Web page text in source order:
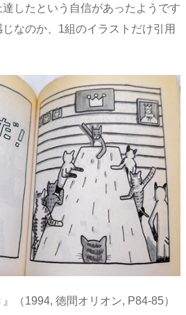
したという自信があったようです
じなのか、1組のイラストだけ引用
（1994, 徳間オリオン, P84-85）